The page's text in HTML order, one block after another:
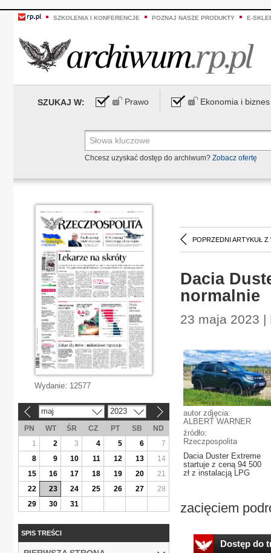
SZKOLENIA I KONFERENCJE POZNAJ NASZE PRODUKTY E-
SZUKAJ W: Prawo Ekonomia i biznes
Chcesz uzyskać dostęp do archiwum? Zobacz ofertę
POPRZEDNI ARTYKUŁ Z
Dacia
normalnie
23 maja 2023 |
autor zdjęcia:
ALBERT WARNER
źródło:
Rzeczpospolita
Dacia Duster Extreme
startuje z ceną 94 500
zł z instalacją LPG
zacięciem
Dostęp do
Wydanie: 12577
maj 2023
PN WT ŚR CZ PT SB
ND
1
2 3 4 5 6
7
8
9 10 11 12 13
14
15
16 17 18 19 20
21
22
23 24 25 26 27
28
29
30 31
SPIS TREŚCI